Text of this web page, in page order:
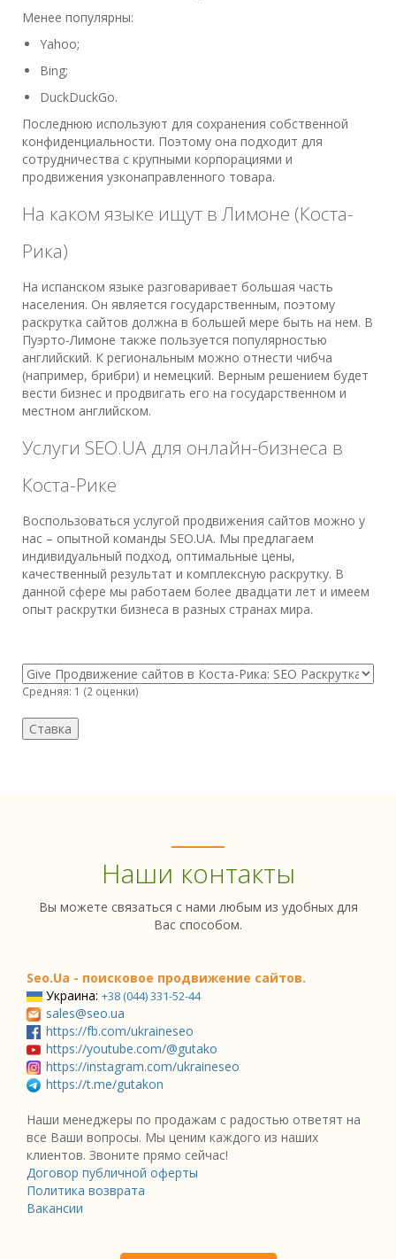
Менее популярны:
Yahoo;
Bing;
DuckDuckGo.
Последнюю используют для сохранения собственной
конфиденциальности. Поэтому она подходит для
сотрудничества с крупными корпорациями и
продвижения узконаправленного товара.
На каком языке ищут в Лимоне (Коста-
Рика)
На испанском языке разговаривает большая часть
населения. Он является государственным, поэтому
раскрутка сайтов должна в большей мере быть на нем. В
Пуэрто-Лимоне также пользуется популярностью
английский. К региональным можно отнести чибча
(например, брибри) и немецкий. Верным решением будет
вести бизнес и продвигать его на государственном и
местном английском.
Услуги SEO.UA для онлайн-бизнеса в
Коста-Рике
Воспользоваться услугой продвижения сайтов можно у
нас – опытной команды SEO.UA. Мы предлагаем
индивидуальный подход, оптимальные цены,
качественный результат и комплексную раскрутку. В
данной сфере мы работаем более двадцати лет и имеем
опыт раскрутки бизнеса в разных странах мира.
Средняя: 1 (2 оценки)
Наши контакты
Вы можете связаться с нами любым из удобных для
Вас способом.
Seo.Ua - поисковое продвижение сайтов.
Украина: +38 (044) 331-52-44
sales@seo.ua
https://fb.com/ukraineseo
https://youtube.com/@gutako
https://instagram.com/ukraineseo
https://t.me/gutakon
Наши менеджеры по продажам с радостью ответят на
все Ваши вопросы. Мы ценим каждого из наших
клиентов. Звоните прямо сейчас!
Договор публичной оферты
Политика возврата
Вакансии